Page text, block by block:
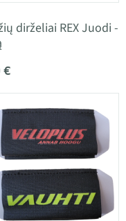
dirželiai REX Juodi -
€